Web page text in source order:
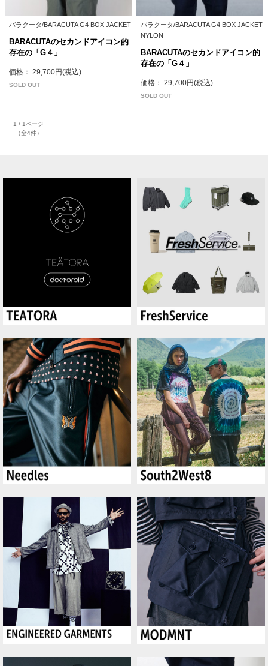
バラクータ/BARACUTA G4 BOX JACKET
BARACUTAのセカンドアイコン的
存在の「G４」
価格： 29,700円(税込)
SOLD OUT
バラクータ/BARACUTA G4 BOX JACKET
NYLON
BARACUTAのセカンドアイコン的
存在の「G４」
価格： 29,700円(税込)
SOLD OUT
1 / 1ページ
（全4件）